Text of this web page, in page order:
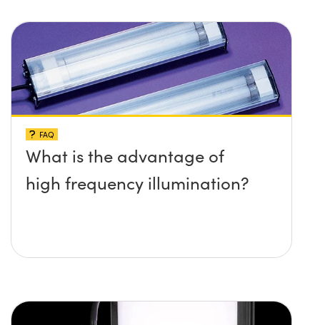
FAQ
What is the advantage of
high frequency illumination?